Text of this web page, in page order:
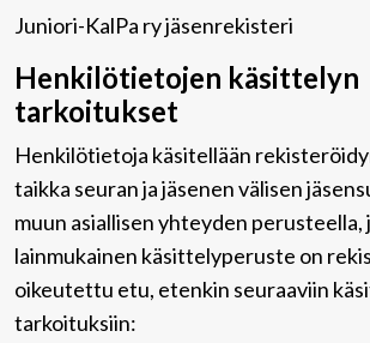
Juniori-KalPa ry jäsenrekisteri
Henkilötietojen käsittelyn
tarkoitukset
Henkilötietoja käsitellään
taikka seuran ja jäsenen välisen
muun asiallisen yhteyden perusteella,
lainmukainen käsittelyperuste on
oikeutettu etu, etenkin seuraaviin
tarkoituksiin: